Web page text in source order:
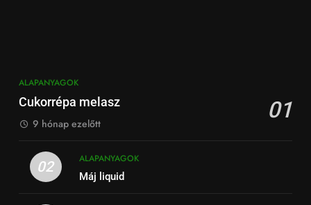
ALAPANYAGOK
Cukorrépa melasz 01
9 hónap ezelőtt
02
ALAPANYAGOK
Máj liquid